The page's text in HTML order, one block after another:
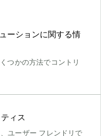
ーションに関する情
つかの方法でコントリ
ィス
ユーザー フレンドリで